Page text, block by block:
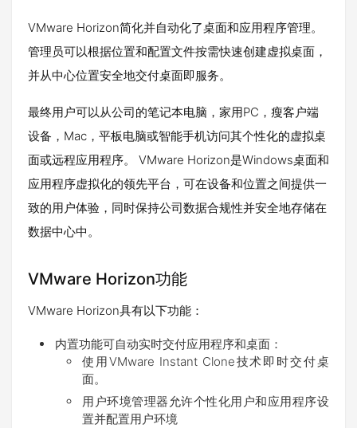
VMware Horizon简化并自动化了桌面和应用程序管理。
管理员可以根据位置和配置文件按需快速创建虚拟桌面，
并从中心位置安全地交付桌面即服务。
最终用户可以从公司的笔记本电脑，家用PC，瘦客户端
设备，Mac，平板电脑或智能手机访问其个性化的虚拟桌
面或远程应用程序。 VMware Horizon是Windows桌面和
应用程序虚拟化的领先平台，可在设备和位置之间提供一
致的用户体验，同时保持公司数据合规性并安全地存储在
数据中心中。
VMware Horizon功能
VMware Horizon具有以下功能：
内置功能可自动实时交付应用程序和桌面：
使用VMware Instant Clone技术即时交付桌
面。
用户环境管理器允许个性化用户和应用程序设
置并配置用户环境